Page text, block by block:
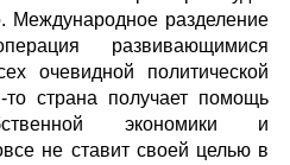
Международное разделение
развивающимися
очевидной политической
то страна получает помощь
экономики и
не ставит своей целью в